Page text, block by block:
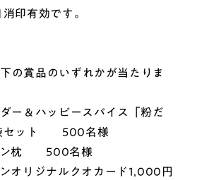
印有効です。
の賞品のいずれかが当たりま
ー＆ハッピースパイス「粉だ
セット 500名様
ン枕 500名様
オリジナルクオカード1,000円